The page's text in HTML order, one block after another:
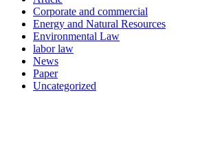
Corporate and commercial
Energy and Natural Resources
Environmental Law
labor law
News
Paper
Uncategorized